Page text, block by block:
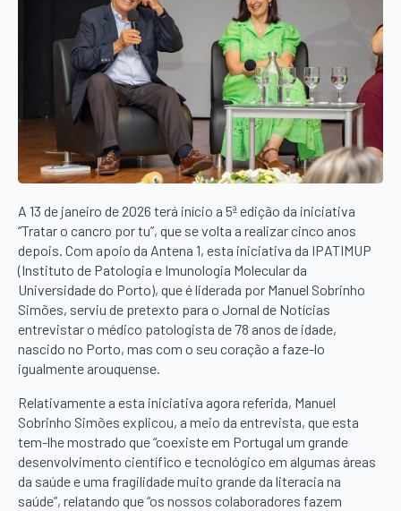
A 13 de janeiro de 2026 terá início a 5ª edição da iniciativa
“Tratar o cancro por tu”, que se volta a realizar cinco anos
depois. Com apoio da Antena 1, esta iniciativa da IPATIMUP
(Instituto de Patologia e Imunologia Molecular da
Universidade do Porto), que é liderada por Manuel Sobrinho
Simões, serviu de pretexto para o Jornal de Notícias
entrevistar o médico patologista de 78 anos de idade,
nascido no Porto, mas com o seu coração a faze-lo
igualmente arouquense.
Relativamente a esta iniciativa agora referida, Manuel
Sobrinho Simões explicou, a meio da entrevista, que esta
tem-lhe mostrado que “coexiste em Portugal um grande
desenvolvimento científico e tecnológico em algumas áreas
da saúde e uma fragilidade muito grande da literacia na
saúde”, relatando que “os nossos colaboradores fazem